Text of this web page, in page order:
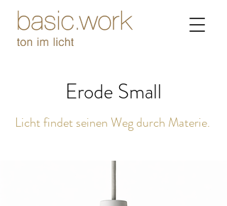
Erode Small
Licht findet seinen Weg durch Materie.